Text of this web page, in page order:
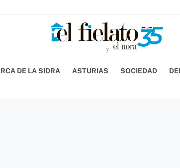
DE LA SIDRA ASTURIAS SOCIEDAD